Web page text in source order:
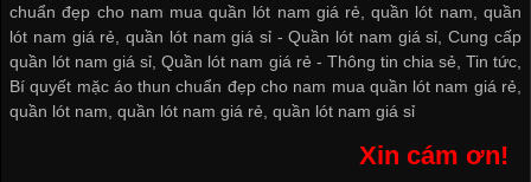
chuẩn đẹp cho nam mua quần lót nam giá rẻ, quần lót nam, quần
lót nam giá rẻ, quần lót nam giá sỉ -Quần lót nam giá sỉ ,Cung cấp
quần lót nam giá sỉ ,Quần lót nam giá rẻ - Thông tin chia sẻ Tin tức,
Bí quyết mặc áo thun chuẩn đẹp cho nam mua quần lót nam giá rẻ
quần lót nam ,quần lót nam giá rẻ ,quần lót nam giá sỉ
Xin cám ơn!